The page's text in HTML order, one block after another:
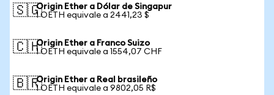
🇸🇬Origin Ether a Dólar de Singapur
1 OETH equivale a 2441,23 $
🇨🇭Origin Ether a Franco Suizo
1 OETH equivale a 1554,07 CHF
🇧🇷Origin Ether a Real brasileño
1 OETH equivale a 9802,05 R$